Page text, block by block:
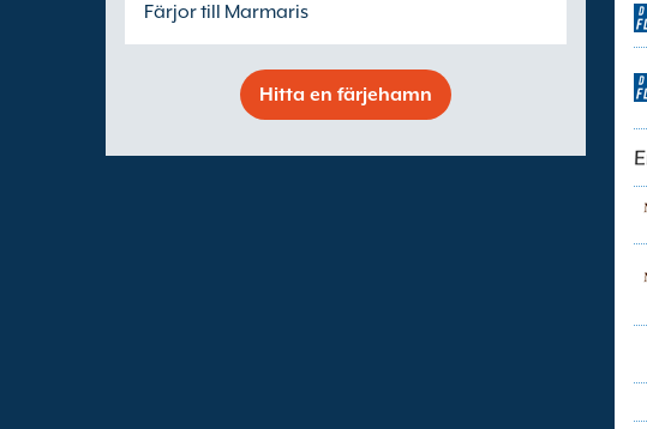
Färjor till Marmaris
Hitta en färjehamn